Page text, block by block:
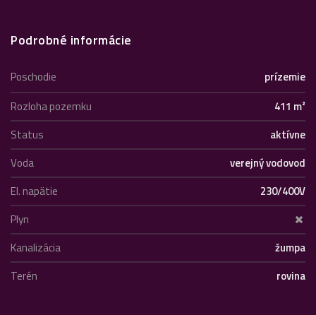
Podrobné informácie
Poschodie
prízemie
Rozloha pozemku
411 m²
Status
aktívne
Voda
verejný vodovod
El. napätie
230/400V
Plyn
Kanalizácia
žumpa
Terén
rovina